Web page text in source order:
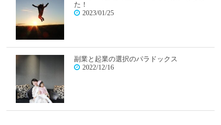
た！
2023/01/25
副業と起業の選択のパラドックス
2022/12/16